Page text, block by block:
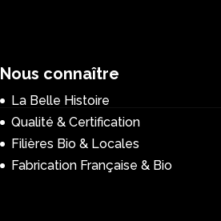
Nous connaître
La Belle Histoire
Qualité & Certification
Filières Bio & Locales
Fabrication Française & Bio